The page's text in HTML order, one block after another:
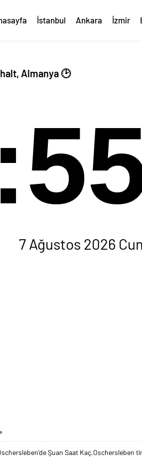
İstanbul Ankara İzmir
Almanya 🕑
7 Ağustos 2026
Şuan Saat Kaç,Oschersleben